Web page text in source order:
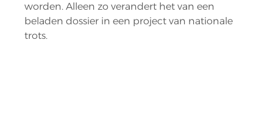
worden. Alleen zo verandert het van een
beladen dossier in een project van nationale
trots.